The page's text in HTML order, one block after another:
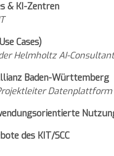
& KI-Zentren
Cases)
Helmholtz AI-
Baden-Württemberg
Datenplattform
des KIT/SCC